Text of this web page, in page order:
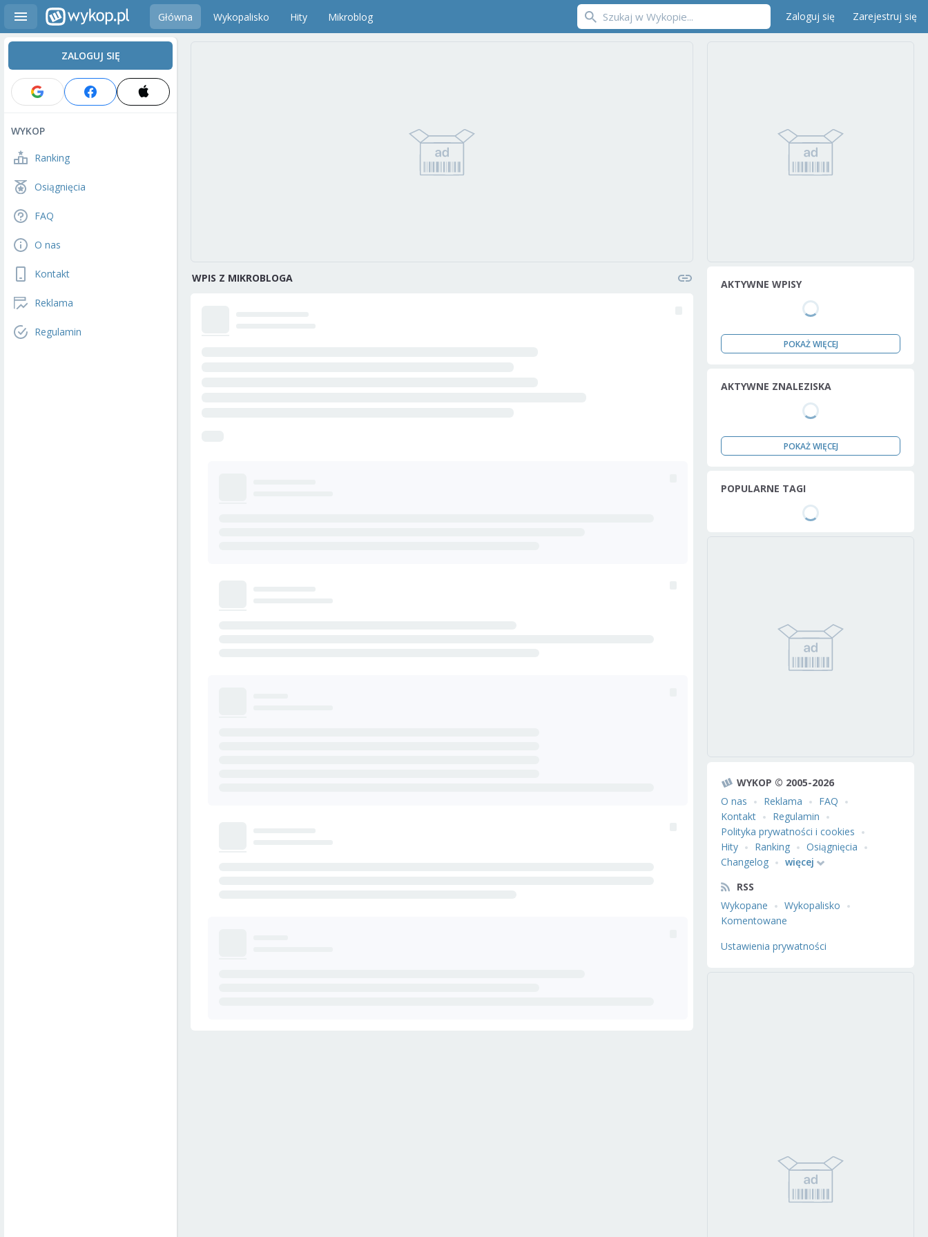
Główna Wykopalisko Hity Mikroblog Zaloguj się Zarejestruj się
ZALOGUJ SIĘ
WYKOP
Ranking
Osiągnięcia
FAQ
O nas
Kontakt
Reklama
Regulamin
WPIS Z MIKROBLOGA AKTYWNE WPISY
POKAŻ WIĘCEJ
AKTYWNE ZNALEZISKA
POKAŻ WIĘCEJ
POPULARNE TAGI
WYKOP © 2005-2026
O nas
Reklama
FAQ
Kontakt
Regulamin
Polityka prywatności i cookies
Hity
Ranking
Osiągnięcia
Changelog
więcej
RSS
Wykopane
Wykopalisko
Komentowane
Ustawienia prywatności